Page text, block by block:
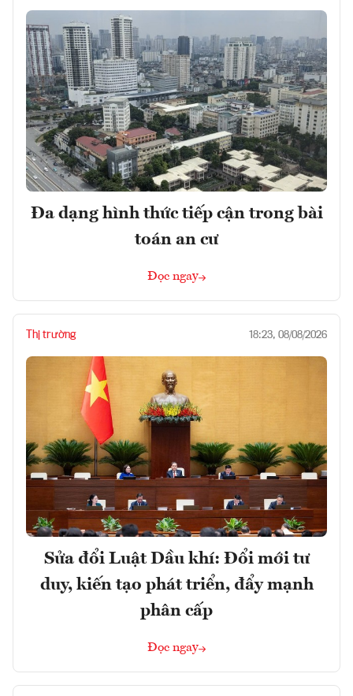
Đa dạng hình thức tiếp cận trong bài
toán an cư
Đọc ngay
Thị trường 18:23, 08/08/2026
Sửa đổi Luật Dầu khí: Đổi mới tư
duy, kiến tạo phát triển, đẩy mạnh
phân cấp
Đọc ngay